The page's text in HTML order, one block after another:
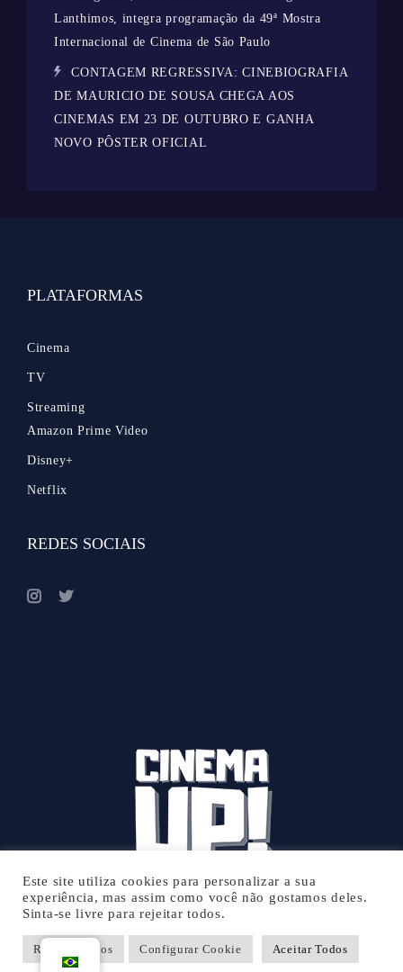
Lanthimos, integra programação da 49ª Mostra
Internacional de Cinema de São Paulo
CONTAGEM REGRESSIVA: CINEBIOGRAFIA
DE MAURICIO DE SOUSA CHEGA AOS
CINEMAS EM 23 DE OUTUBRO E GANHA
NOVO PÔSTER OFICIAL
PLATAFORMAS
Cinema
TV
Streaming
Amazon Prime Video
Disney+
Netflix
REDES SOCIAIS
Este site utiliza cookies para personalizar a sua
experiência, mas assim como você não gostamos deles.
Sinta-se livre para rejeitar todos.
Rejeitar Todos Configurar Cookie Aceitar Todos